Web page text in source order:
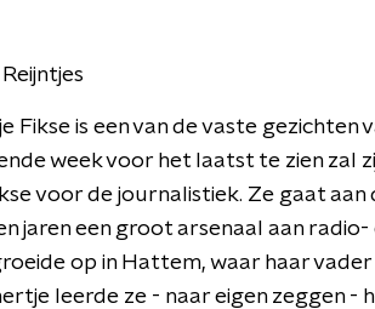
is een van de vaste gezichten
week voor het laatst te zien zal
voor de journalistiek. Ze gaat aan
jaren een groot arsenaal aan radio-
op in Hattem, waar haar vader
leerde ze - naar eigen zeggen -